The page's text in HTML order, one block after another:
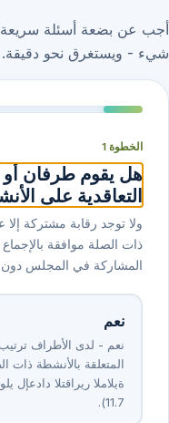
أجب عن بضعة أسئلة
شيء - ويستغرق نحو دقيقة.
الخطوة 1
هل يقوم طرفان أو
التعاقدية على
ولا توجد رقابة مشتركة إلا
ذات الصلة موافقة
المشاركة في المجلس
نعم
نعم - لدى الأطراف
المتعلقة بالأنشطة ذات
تعريف السيطرة المشتركة
⁦11⁩.⁦7⁩).